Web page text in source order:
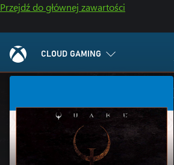
Przejdź do głównej zawartości
CLOUD GAMING